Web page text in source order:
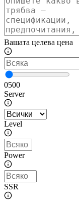
Вашата целева цена
0500
Server
Level
Power
SSR